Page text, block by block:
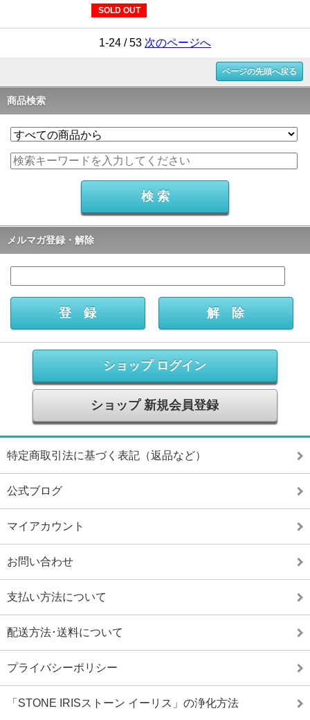
SOLD OUT
1-24 / 53 次のページへ
ページの先頭へ戻る
商品検索
メルマガ登録・解除
ショップ ログイン
ショップ 新規会員登録
特定商取引法に基づく表記（返品など）
公式ブログ
マイアカウント
お問い合わせ
支払い方法について
配送方法･送料について
プライバシーポリシー
「STONE IRISストーン イーリス」の浄化方法